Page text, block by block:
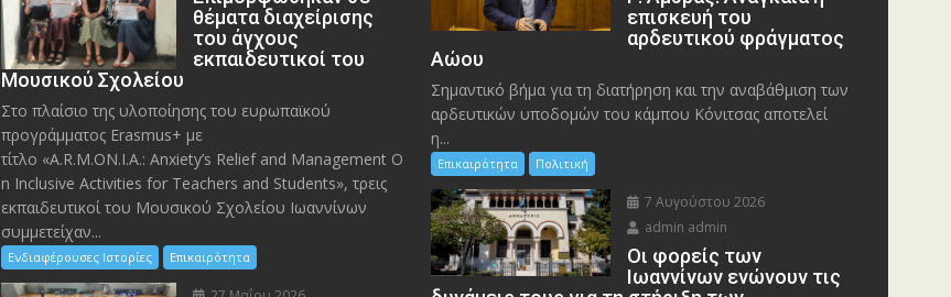
θέματα διαχείρισης
του άγχους
εκπαιδευτικοί του
Μουσικού Σχολείου
Στο πλαίσιο της υλοποίησης του ευρωπαϊκού
προγράμματος Erasmus+ με
τίτλο «A.R.M.ON.I.A.: Anxiety’s Relief and Management O
n Inclusive Activities for Teachers and Students», τρεις
εκπαιδευτικοί του Μουσικού Σχολείου Ιωαννίνων
συμμετείχαν...
Ενδιαφέρουσες Ιστορίες Επικαιρότητα
επισκευή του
αρδευτικού φράγματος
Αώου
Σημαντικό βήμα για τη διατήρηση και την αναβάθμιση των
αρδευτικών υποδομών του κάμπου Κόνιτσας αποτελεί
η...
Επικαιρότητα Πολιτική
7 Αυγούστου 2026
admin admin
Οι φορείς των
Ιωαννίνων ενώνουν τις